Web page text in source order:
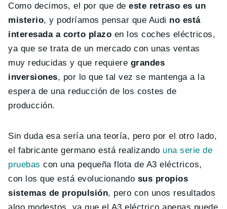
Como decimos, el por que de este retraso es un
misterio, y podríamos pensar que Audi no está
interesada a corto plazo en los coches eléctricos,
ya que se trata de un mercado con unas ventas
muy reducidas y que requiere grandes
inversiones, por lo que tal vez se mantenga a la
espera de una reducción de los costes de
producción.
Sin duda esa sería una teoría, pero por el otro lado,
el fabricante germano está realizando una serie de
pruebas con una pequeña flota de A3 eléctricos,
con los que está evolucionando sus propios
sistemas de propulsión, pero con unos resultados
algo modestos, ya que el A3 eléctrico apenas puede